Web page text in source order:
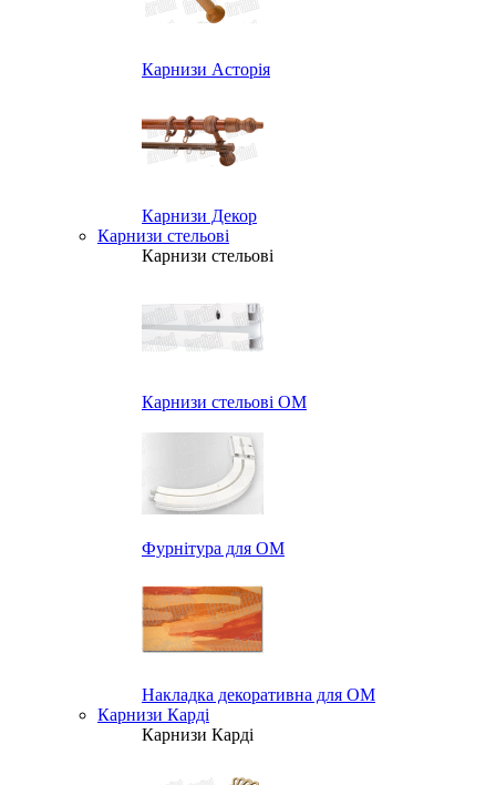
Карнизи Асторія
Карнизи Декор
Карнизи стельові
Карнизи стельові
Карнизи стельові ОМ
Фурнітура для ОМ
Накладка декоративна для ОМ
Карнизи Карді
Карнизи Карді